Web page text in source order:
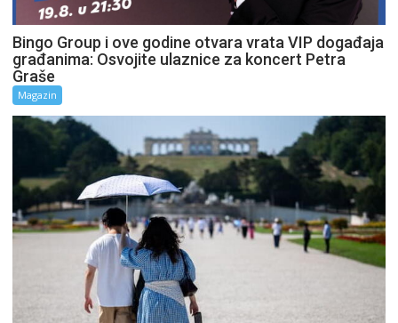
Bingo Group i ove godine otvara vrata VIP događaja
građanima: Osvojite ulaznice za koncert Petra
Graše
Magazin